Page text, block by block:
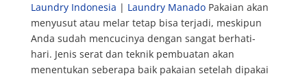
Laundry Indonesia | Laundry ManadoPakaian akan
menyusut atau melar tetap bisa terjadi, meskipun
Anda sudah mencucinya dengan sangat berhati-
hari. Jenis serat dan teknik pembuatan akan
menentukan seberapa baik pakaian setelah dipakai